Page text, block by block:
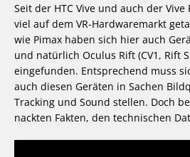
Seit der HTC Vive und auch der
viel auf dem VR-Hardwaremarkt
wie Pimax haben sich hier auch
und natürlich Oculus Rift (CV1, Rift
eingefunden. Entsprechend muss
auch diesen Geräten in Sachen
Tracking und Sound stellen. Doch
nackten Fakten, den technischen